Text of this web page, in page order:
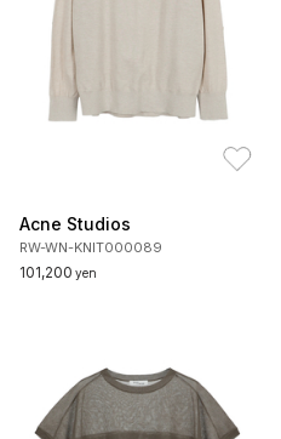
Acne Studios
RW-WN-KNIT000089
101,200 yen